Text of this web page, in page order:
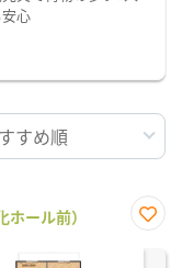
心
ール前）
に入